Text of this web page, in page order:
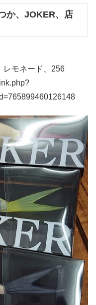
か、JOKER、店
モネード、256